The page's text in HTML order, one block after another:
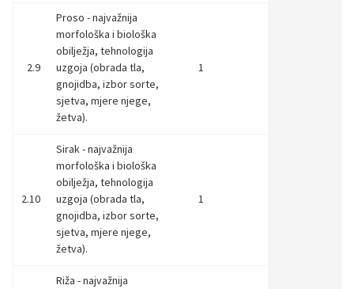
2.9
Proso - najvažnija
morfološka i biološka
obilježja, tehnologija
uzgoja (obrada tla,
gnojidba, izbor sorte,
sjetva, mjere njege,
žetva).
1
2.10
Sirak - najvažnija
morfološka i biološka
obilježja, tehnologija
uzgoja (obrada tla,
gnojidba, izbor sorte,
sjetva, mjere njege,
žetva).
1
Riža - najvažnija